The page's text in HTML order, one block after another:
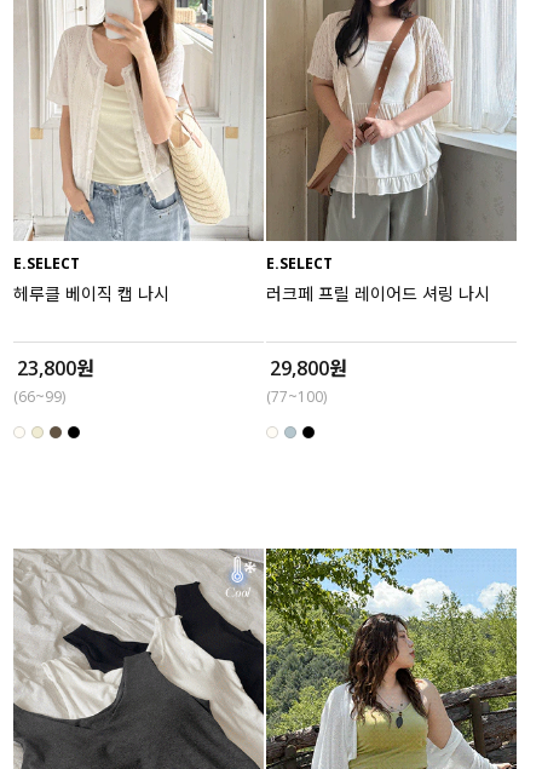
E.SELECT
헤루클 베이직 캡 나시
23,800원
(66~99)
E.SELECT
러크페 프릴 레이어드 셔링 나시
29,800원
(77~100)